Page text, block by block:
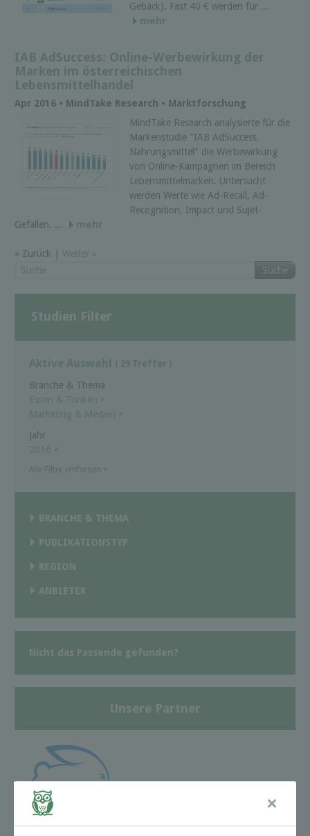
Gebäck). Fast 40 € werden für ...
mehr
IAB AdSuccess: Online-Werbewirkung der
Marken im österreichischen
Lebensmittelhandel
Apr 2016 • MindTake Research • Marktforschung
MindTake Research analysierte für die
Markenstudie "IAB AdSuccess
Nahrungsmittel" die Werbewirkung
von Online-Kampagnen im Bereich
Lebensmittelmarken. Untersucht
werden Werte wie Ad-Recall, Ad-
Recognition, Impact und Sujet-
Gefallen. ...
mehr
« Zurück | Weiter »
Suche
Studien Filter
Aktive Auswahl ( 29 Treffer )
Branche & Thema
Essen & Trinken ×
Marketing & Medien ×
Jahr
2016 ×
BRANCHE & THEMA
PUBLIKATIONSTYP
REGION
ANBIETER
Nicht das Passende gefunden?
Unsere Partner